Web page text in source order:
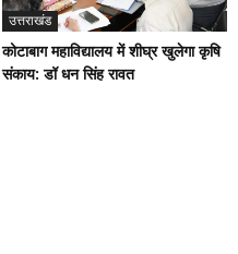
उत्तराखंड
कोटाबाग महाविद्यालय में शीघ्र खुलेगा कृषि
संकाय: डॉ धन सिंह रावत